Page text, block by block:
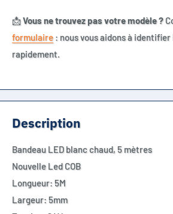
📩Vous ne trouvez pas votre modèle ?
formulaire : nous vous aidons à
rapidement.
Description
Bandeau LED blanc chaud, 5 mètres
Nouvelle Led COB
Longueur: 5M
Largeur: 5mm